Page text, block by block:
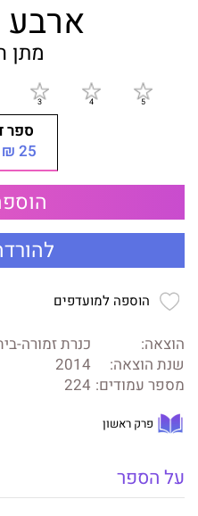
ארבע
מתן
ספר
25 ₪
הוספה למועדפים
הוצאה:
כנרת זמורה-
שנת הוצאה:
2014
מספר עמודים: 224
פרק ראשון
על הספר